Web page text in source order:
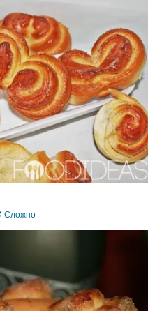
Сложно